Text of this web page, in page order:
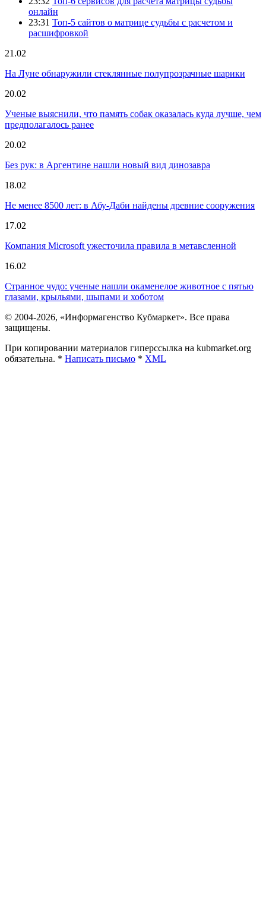
онлайн
23:31 Топ-5 сайтов о матрице судьбы с расчетом и
расшифровкой
21.02
На Луне обнаружили стеклянные полупрозрачные шарики
20.02
Ученые выяснили, что память собак оказалась куда лучше, чем
предполагалось ранее
20.02
Без рук: в Аргентине нашли новый вид динозавра
18.02
Не менее 8500 лет: в Абу-Даби найдены древние сооружения
17.02
Компания Microsoft ужесточила правила в метавсленной
16.02
Странное чудо: ученые нашли окаменелое животное с пятью
глазами, крыльями, шыпами и хоботом
© 2004-2026, «Информагенство Кубмаркет». Все права
защищены.
При копировании материалов гиперссылка на kubmarket.org
обязательна. * Написать письмо * XML